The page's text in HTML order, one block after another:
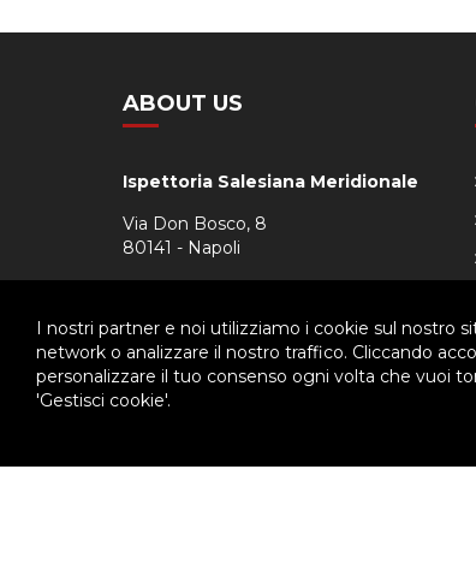
I nostri partner e noi utilizziamo i cookie sul nostro
network o analizzare il nostro traffico. Cliccando
personalizzare il tuo consenso ogni volta che vuoi
'Gestisci cookie'.
ABOUT US
Ispettoria Salesiana Meridionale
Via Don Bosco, 8
80141 - Napoli